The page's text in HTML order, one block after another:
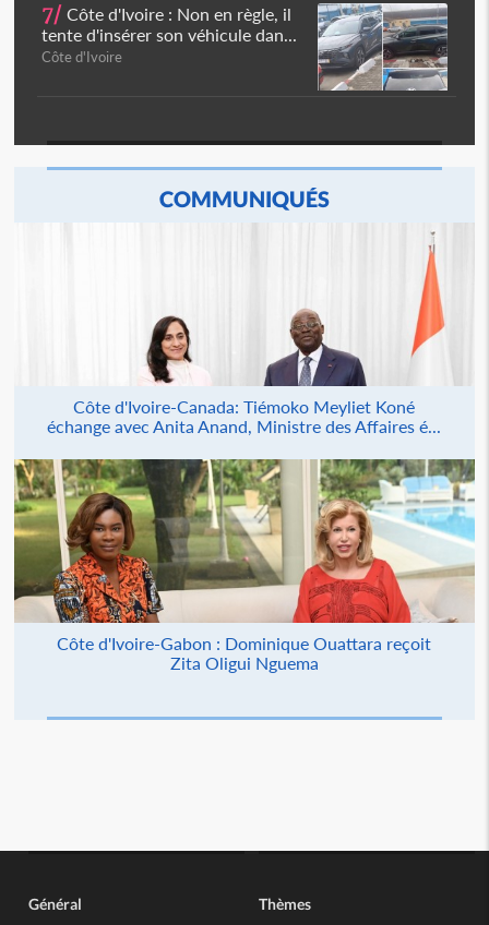
7/ Côte d'Ivoire : Non en règle, il
tente d'insérer son véhicule dan...
Côte d'Ivoire
COMMUNIQUÉS
Côte d'Ivoire-Canada: Tiémoko Meyliet Koné
échange avec Anita Anand, Ministre des Affaires é...
Côte d'Ivoire-Gabon : Dominique Ouattara reçoit
Zita Oligui Nguema
Général Thèmes